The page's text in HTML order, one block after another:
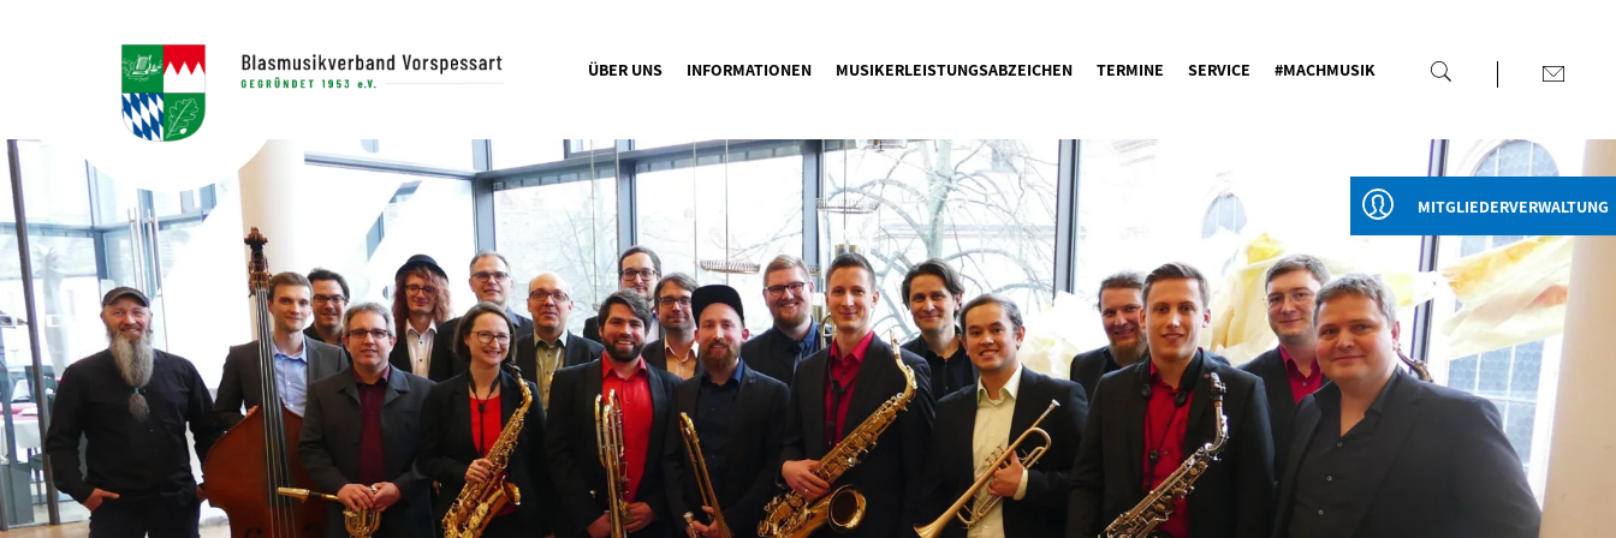
ÜBER UNS INFORMATIONEN MUSIKERLEISTUNGSABZEICHEN TERMINE SERVICE #MACHMUSIK
MITGLIEDERVERWALTUNG